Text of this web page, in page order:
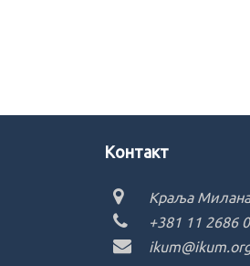
Kонтакт
Краља
+381 11 2686